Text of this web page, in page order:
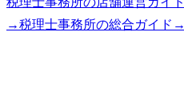
→税理士事務所の総合ガイド →